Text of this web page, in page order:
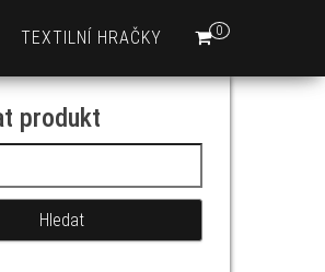
0
TEXTILNÍ HRAČKY
produkt